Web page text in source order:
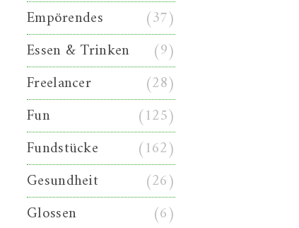
Empörendes
(37)
Essen & Trinken
(9)
Freelancer
(28)
Fun
(125)
Fundstücke
(162)
Gesundheit
(26)
Glossen
(6)